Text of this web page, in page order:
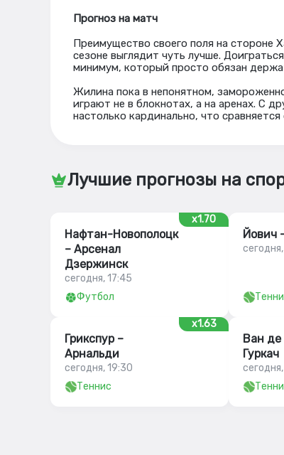
Прогноз на матч
Преимущество своего поля на стороне
сезоне выглядит чуть лучше.
минимум, который просто обязан
Жилина пока в непонятном,
играют не в блокнотах, а на аренах. С
настолько кардинально, что
Лучшие прогнозы на
x1.70
Нафтан-Новополоцк
– Арсенал
Дзержинск
сегодня, 17:45
Футбол
Йович
x1.63
Грикспур –
Арнальди
сегодня, 19:30
Теннис
Ван де
Гуркач